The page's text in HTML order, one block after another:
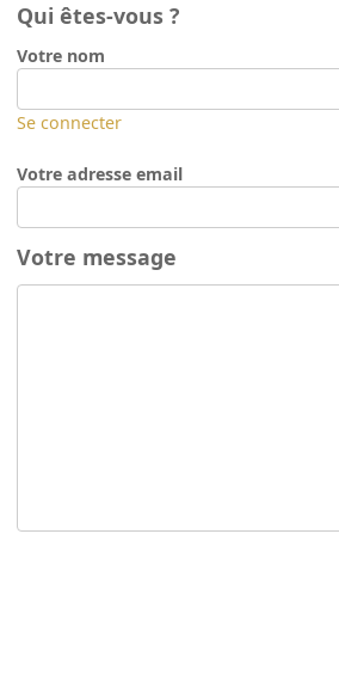
Qui êtes-vous ?
Votre nom
Se connecter
Votre adresse email
Votre message